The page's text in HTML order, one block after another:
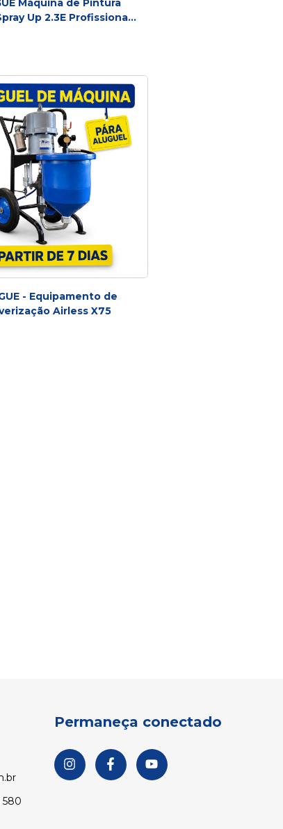
Máquina de Pintura
Up 2.3E Profissional |
- Equipamento de
Airless X75
580
Permaneça conectado